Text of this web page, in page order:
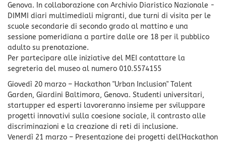
Genova. In collaborazione con Archivio Diaristico Nazionale -
DIMMI diari multimediali migranti, due turni di visita per le
scuole secondarie di secondo grado al mattino e una
sessione pomeridiana a partire dalle ore 18 per il pubblico
adulto su prenotazione.
Per partecipare alle iniziative del MEI contattare la
segreteria del museo al numero 010.5574155
Giovedì 20 marzo – Hackathon "Urban Inclusion" Talent
Garden, Giardini Baltimora, Genova. Studenti universitari,
startupper ed esperti lavoreranno insieme per sviluppare
progetti innovativi sulla coesione sociale, il contrasto alle
discriminazioni e la creazione di reti di inclusione.
Venerdì 21 marzo – Presentazione dei progetti dell'Hackathon